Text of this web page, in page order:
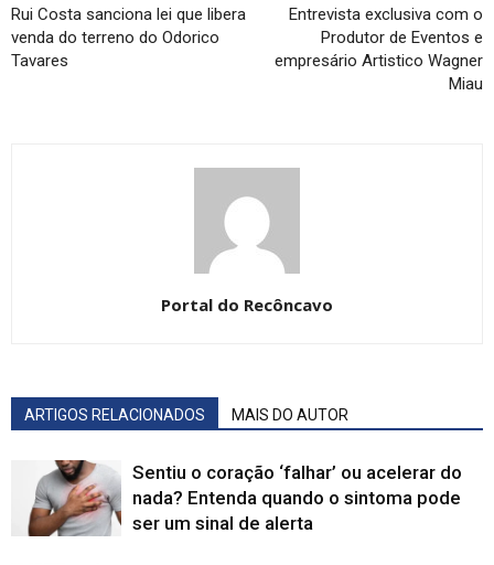
Rui Costa sanciona lei que libera
venda do terreno do Odorico
Tavares
Entrevista exclusiva com o
Produtor de Eventos e
empresário Artistico Wagner
Miau
Portal do Recôncavo
ARTIGOS RELACIONADOS MAIS DO AUTOR
Sentiu o coração ‘falhar’ ou acelerar do
nada? Entenda quando o sintoma pode
ser um sinal de alerta